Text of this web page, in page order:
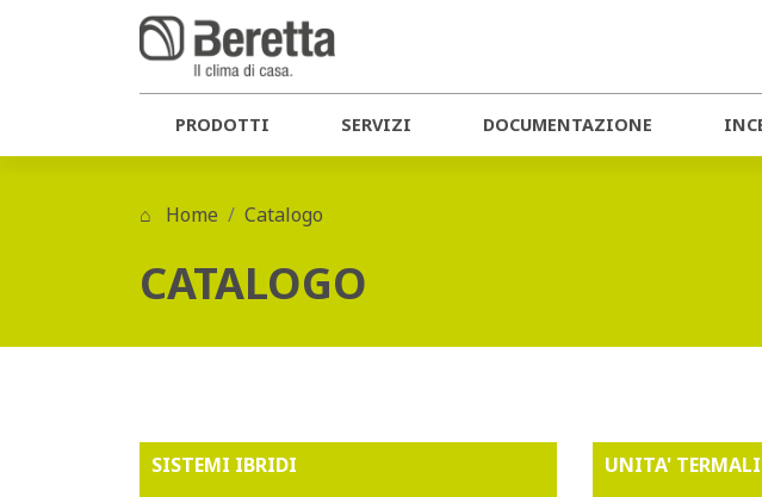
PRODOTTI SERVIZI DOCUMENTAZIONE
Home Catalogo
CATALOGO
SISTEMI IBRIDI UNITA' TERMALI